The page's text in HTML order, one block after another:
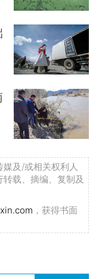
及/或相关权利人
载、摘编、复制及
，获得书面